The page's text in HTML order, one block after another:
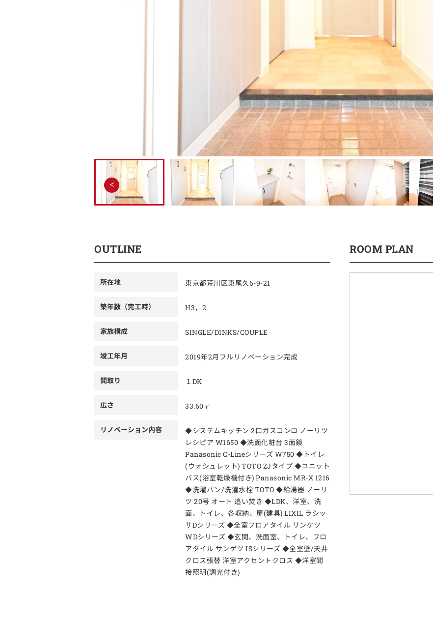
OUTLINE
所在地 東京都荒川区東尾久6-9-21
築年数（完工時） H3，2
家族構成 SINGLE/DINKS/COUPLE
竣工年月 2019年2月フルリノベーション完成
間取り １DK
広さ 33.60㎡
リノベーション内容
◆システムキッチン 2口ガスコンロ ノーリツ
レシピア W1650 ◆洗面化粧台 3面鏡
Panasonic C-Lineシリーズ W750 ◆トイレ
(ウォシュレット) TOTO ZJタイプ ◆ユニット
バス(浴室乾燥機付き) Panasonic MR-X 1216
◆洗濯パン/洗濯水栓 TOTO ◆給湯器 ノーリ
ツ 20号 オート 追い焚き ◆LDK、洋室、洗
面、トイレ、各収納、扉(建具) LIXIL ラシッ
サDシリーズ ◆全室フロアタイル サンゲツ
WDシリーズ ◆玄関、洗面室、トイレ、フロ
アタイル サンゲツ ISシリーズ ◆全室壁/天井
クロス張替 洋室アクセントクロス ◆洋室間
接照明(調光付き)
ROOM PLAN